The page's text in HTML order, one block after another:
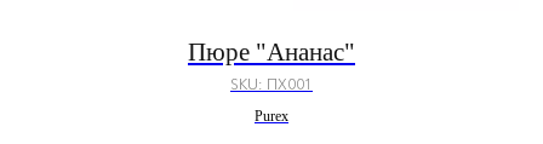
Пюре "Ананас"
SKU: ПХ001
Purex